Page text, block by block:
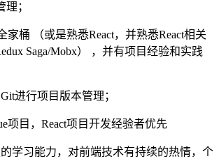
；
家桶 （或是熟悉React，并熟悉React相关
Saga/Mobx） ，并有项目经验和实践
进行项目版本管理；
项目，React项目开发经验者优先
学习能力，对前端技术有持续的热情，个